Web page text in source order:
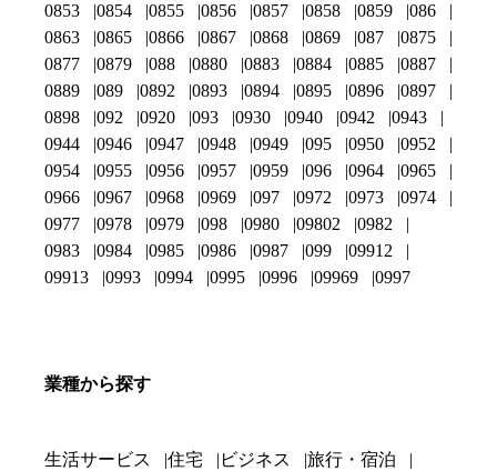
0853
0854 0855 0856 0857 0858 0859
086
0863
0865 0866 0867 0868 0869 087
0875
0877
0879 088 0880 0883 0884 0885
0887
0889
089 0892 0893 0894 0895 0896
0897
0898
092 0920 093 0930 0940 0942
0943
0944
0946 0947 0948 0949 095 0950
0952
0954
0955 0956 0957 0959 096 0964
0965
0966
0967 0968 0969 097 0972 0973
0974
0977
0978 0979 098 0980 09802
0982
0983
0984 0985 0986 0987 099
09912
09913
0993 0994 0995 0996 09969 0997
業種から探す
生活サービス 住宅 ビジネス
旅行・宿泊